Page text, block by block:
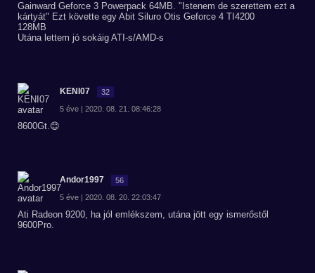
Gainward Geforce 3 Powerpack 64MB. "Istenem de szerettem ezt a
kártyát" Ezt követte egy Abit Siluro Otis Geforce 4 TI4200
128MB
Utána lettem jó sokáig ATI-s/AMD-s
KENI07 32
5 éve | 2020. 08. 21. 08:46:28
8600Gt.😊
Andor1997 56
5 éve | 2020. 08. 20. 22:03:47
Ati Radeon 9200, ha jól emlékszem, utána jött egy ismerőstől
9600Pro.